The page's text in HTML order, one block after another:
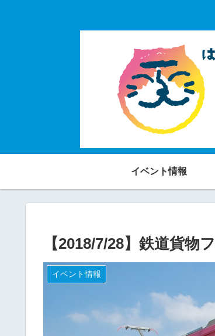
イベント情報
【2018/7/28】鉄道貨物
イベント情報